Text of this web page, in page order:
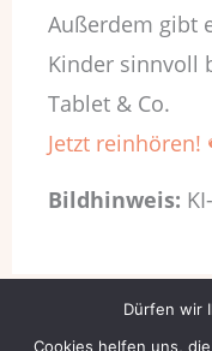
Außerdem gibt
Kinder sinnvoll
Tablet & Co.
Jetzt reinhören!
Bildhinweis:
Dürfen wir
Cookies helfen uns,